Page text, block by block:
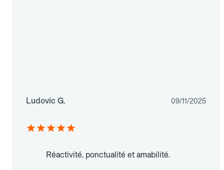
Ludovic G. 09/11/2025
Réactivité, ponctualité et amabilité.